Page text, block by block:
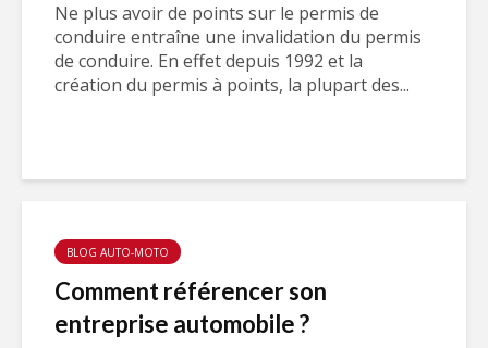
Ne plus avoir de points sur le permis de
conduire entraîne une invalidation du permis
de conduire. En effet depuis 1992 et la
création du permis à points, la plupart des...
BLOG AUTO-MOTO
Comment référencer son
entreprise automobile ?